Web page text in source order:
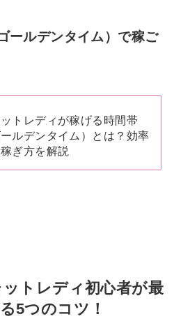
ールデンタイム）で稼ご
トレディが稼げる時間帯
ールデンタイム）とは？効率
ぎ方を解説
トレディ初心者が最
5つのコツ！